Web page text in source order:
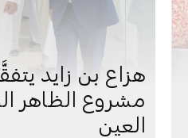
هزاع بن زايد
مشروع الظاهر
العين